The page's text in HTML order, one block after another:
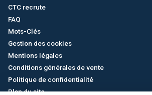
CTC recrute
FAQ
Mots-Clés
Gestion des cookies
Mentions légales
Conditions générales de vente
Politique de confidentialité
Plan du site